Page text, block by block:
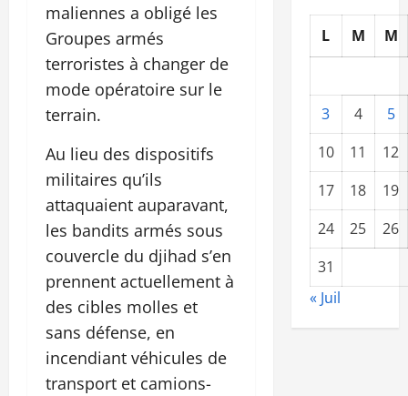
maliennes a obligé les
Groupes armés
terroristes à changer de
mode opératoire sur le
terrain.
Au lieu des dispositifs
militaires qu’ils
attaquaient auparavant,
les bandits armés sous
couvercle du djihad s’en
prennent actuellement à
des cibles molles et
sans défense, en
incendiant véhicules de
transport et camions-
L M M
3 4
5
10
11
12
17
18
19
24
25
26
31
« Juil